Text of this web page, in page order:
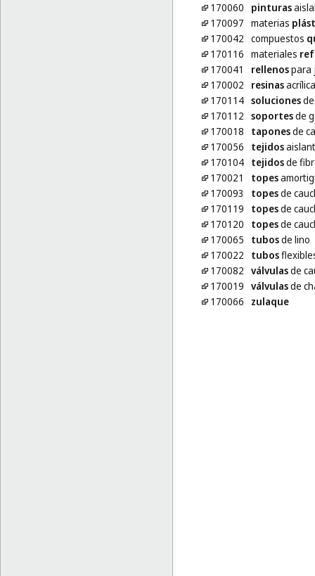
170060
pinturas
170097 materias
170042 compuestos
170116 materiales
170041
rellenospara
170002
resinas
170114 solucionesde
170112 soportesde
170018
taponesde
170056
tejidos
170104 tejidosde
170021
topes
170093
topesde
170119
topesde
170120
topesde
170065
tubosde lino
170022
tubos
170082 válvulasde
170019 válvulasde
170066
zulaque